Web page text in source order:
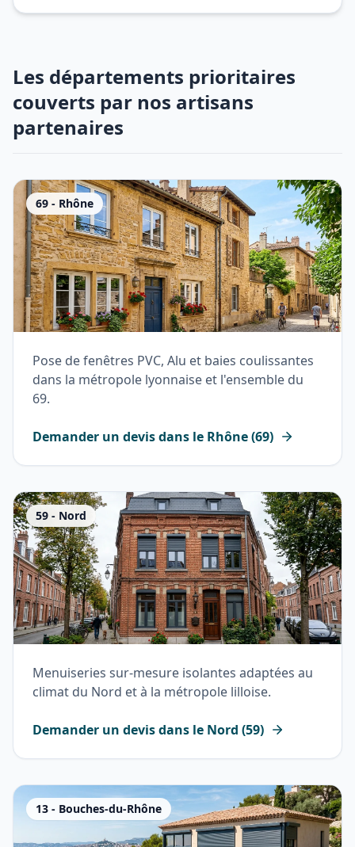
Les départements prioritaires
couverts par nos artisans
partenaires
69 - Rhône
Pose de fenêtres PVC, Alu et baies coulissantes
dans la métropole lyonnaise et l'ensemble du
69.
Demander un devis dans le Rhône(69)
59 - Nord
Menuiseries sur-mesure isolantes adaptées au
climat du Nord et à la métropole lilloise.
Demander un devis dans le Nord (59)
13 - Bouches-du-Rhône